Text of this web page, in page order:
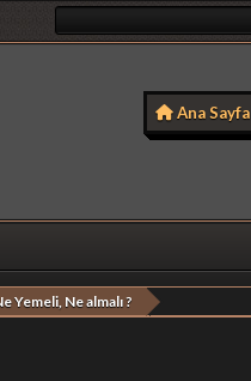
Ana Sayfa
Yemeli, Ne almalı ?